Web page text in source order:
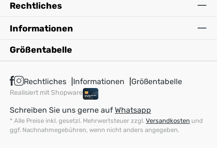
Rechtliches
Informationen
Größentabelle
Rechtliches Informationen Größentabelle
Realisiert mit Shopware
Schreiben Sie uns gerne auf Whatsapp
* Alle Preise inkl. gesetzl. Mehrwertsteuer zzgl. Versandkosten und
ggf. Nachnahmegebühren, wenn nicht anders angegeben.